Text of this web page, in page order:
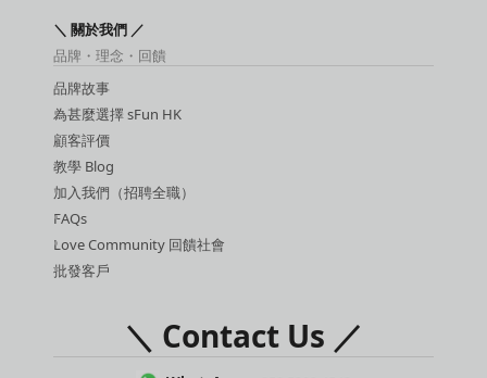
＼ 關於我們 ／
品牌・理念・回饋
品牌故事
為甚麼選擇 sFun HK
顧客評價
教學 Blog
加入我們（招聘全職）
FAQs
Love Community 回饋社會
批發客戶
＼ Contact Us ／